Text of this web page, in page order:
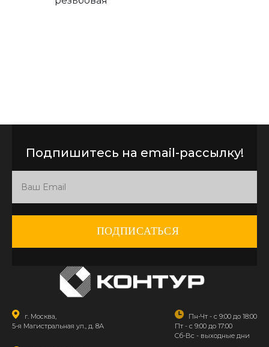
Подпишитесь на email-рассылку!
ПОДПИСАТЬСЯ
г. Москва,
5-я Магистральная ул., д. 8А
Пн-Чт - с 9:00 до 18:00
Пт - с 9:00 до 17:00
Сб-Вс - выходные дни